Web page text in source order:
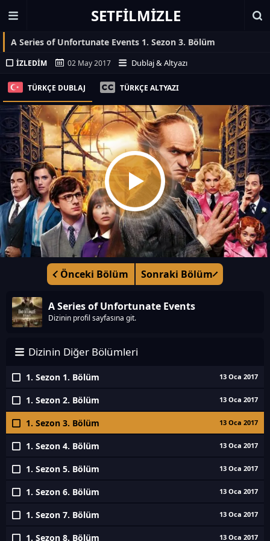
SETFILMIZLE
A Series of Unfortunate Events 1. Sezon 3. Bölüm
İZLEDIM 02 May 2017 Dublaj & Altyazı
TÜRKÇE DUBLAJ TÜRKÇE ALTYAZI
Önceki Bölüm Sonraki Bölüm
A Series of Unfortunate Events
Dizinin profil sayfasına git.
Dizinin Diğer Bölümleri
1. Sezon 1. Bölüm 13 Oca 2017
1. Sezon 2. Bölüm 13 Oca 2017
1. Sezon 3. Bölüm 13 Oca 2017
1. Sezon 4. Bölüm 13 Oca 2017
1. Sezon 5. Bölüm 13 Oca 2017
1. Sezon 6. Bölüm 13 Oca 2017
1. Sezon 7. Bölüm 13 Oca 2017
1. Sezon 8. Bölüm 13 Oca 2017